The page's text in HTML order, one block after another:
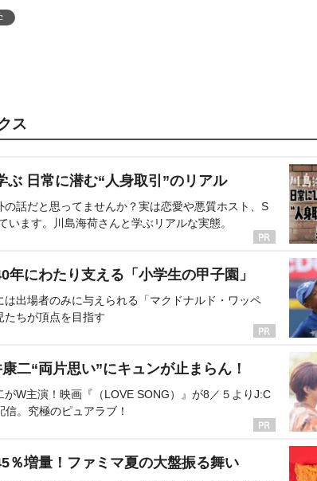
ス
ぶ 日常に潜む“人身取引”のリアル
の話だと思ってませんか？実は恋愛や悪質ホスト、S
います。川島海荷さんと学ぶリアルな実態。
年にわたり支える「小学生の甲子園」
は出場者のみに与えられる「マクドナルド・ワッペ
たちが頂点を目指す
二“両片思い”にキュンが止まらん！
がW主演！映画『（LOVE SONG）』が8／５よりJ:C
。究極のピュアラブ！
％増量！ファミマ夏の大盤振る舞い